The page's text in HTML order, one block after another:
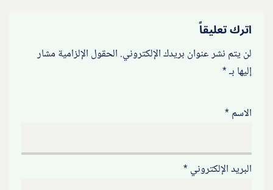
اترك تعليقاً
لن يتم نشر عنوان بريدك الإلكتروني. الحقول الإلزامية مشار
إليها بـ*
الاسم*
البريد الإلكتروني*